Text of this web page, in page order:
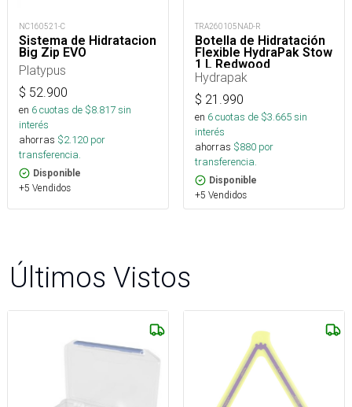
NC160521-C
Sistema de Hidratacion
Big Zip EVO
Platypus
$ 52.900
en 6cuotas de $8.817sin
interés
ahorras $2.120 por
transferencia.
Disponible
+5 Vendidos
TRA260105NAD-R
Botella de Hidratación
Flexible HydraPak Stow
1 L Redwood
Hydrapak
$ 21.990
en 6cuotas de $3.665sin
interés
ahorras $880 por
transferencia.
Disponible
+5 Vendidos
Últimos Vistos